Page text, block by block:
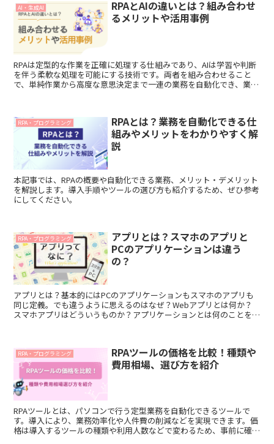
AI・生成AI
RPAとAIの違いとは？組み合わせ
るメリットや活用事例
RPAは定型的な作業を正確に処理する仕組みであり、AIは学習や判断
を伴う柔軟な処理を可能にする技術です。両者を組み合わせること
で、単純作業から高度な意思決定まで一連の業務を自動化でき、業務
RPA・プログラミング
RPAとは？業務を自動化できる仕
組みやメリットをわかりやすく解
説
本記事では、RPAの概要や自動化できる業務、メリット・デメリット
を解説します。導入手順やツールの選び方も紹介するため、ぜひ参考
にしてください。
RPA・プログラミング
アプリとは？スマホのアプリと
PCのアプリケーションは違う
の？
アプリとは？基本的にはPCのアプリケーションもスマホのアプリも
同じ定義。でも違うように思えるのはなぜ？Webアプリとは何か？
スマホアプリはどういうものか？アプリケーションとは何のことを指
RPA・プログラミング
RPAツールの価格を比較！種類や
費用相場、選び方を紹介
RPAツールとは、パソコンで行う定型業務を自動化できるツールで
す。導入により、業務効率化や人件費の削減などを実現できます。価
格は導入するツールの種類や利用人数などで変わるため、事前に確認